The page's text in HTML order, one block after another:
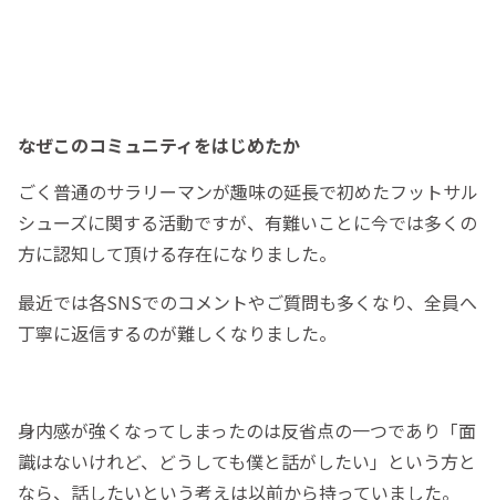
なぜこのコミュニティをはじめたか
ごく普通のサラリーマンが趣味の延長で初めたフットサル
シューズに関する活動ですが、有難いことに今では多くの
方に認知して頂ける存在になりました。
最近では各SNSでのコメントやご質問も多くなり、全員へ
丁寧に返信するのが難しくなりました。
身内感が強くなってしまったのは反省点の一つであり「面
識はないけれど、どうしても僕と話がしたい」という方と
なら、話したいという考えは以前から持っていました。